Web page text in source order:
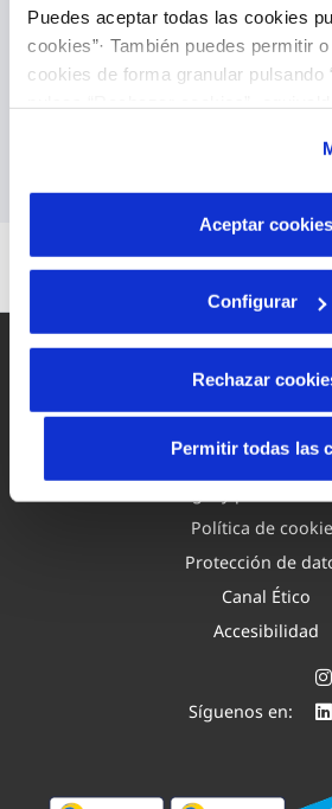
Puedes aceptar todas las cookies
cookies”· También puedes permitir
cookies de forma granular pulsando
son indispensables para que el sitio
por tanto no se pueden desactivar.
más información en nuestraPolítica
Aceptar cookies
Configurar
Rechazar
Permitir todas las
También puedes domiciliar tus
manera más fácil de olvidarte
hacerlo directamente a través
de clientes. Una vez hecho no
a preocuparte.
Mapa Web
Política de
Protección de
Canal Ético
Accesibilidad
Síguenos en: